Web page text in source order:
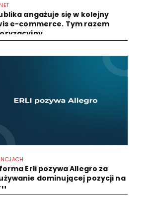
angażuje się w kolejny
e-commerce. Tym razem
Erli pozywa Allegro za
dominującej pozycji na